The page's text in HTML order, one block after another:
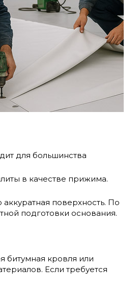
для большинства
в качестве прижима.
поверхность. По
подготовки основания.
битумная кровля или
Если требуется